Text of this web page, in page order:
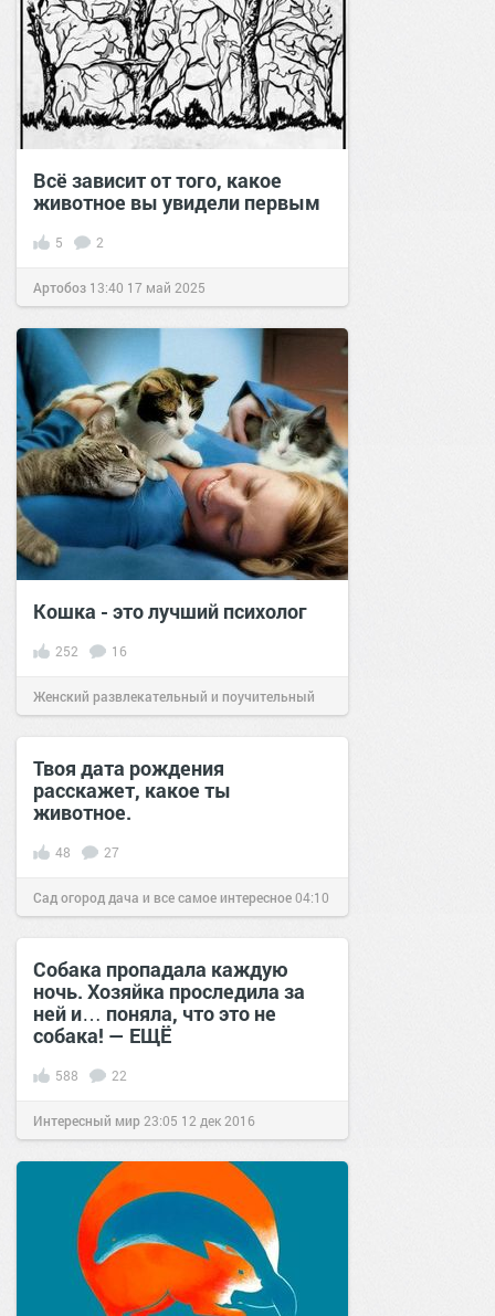
Всё зависит от того, какое
животное вы увидели первым
5 2
Артобоз 13:40 17 май 2025
Кошка - это лучший психолог
252 16
Женский развлекательный и поучительный
сайт.18:3611 фев 2020
Твоя дата рождения
расскажет, какое ты
животное.
48 27
Сад огород дача и все самое интересное04:10
26 июн 2017
Собака пропадала каждую
ночь. Хозяйка проследила за
ней и… поняла, что это не
собака! — ЕЩЁ
588 22
Интересный мир23:05 12 дек 2016